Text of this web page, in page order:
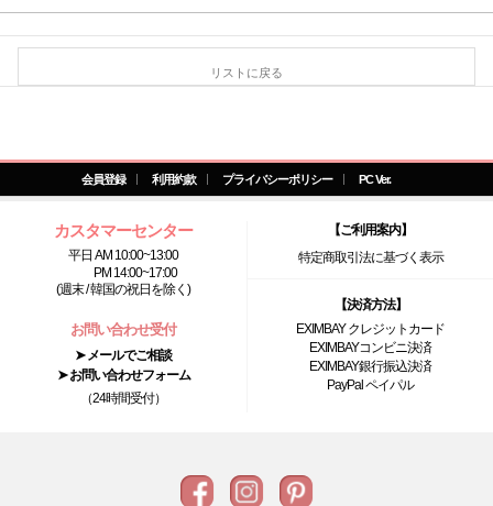
リストに戻る
会員登録 利用約款 プライバシーポリシー PC Ver.
カスタマーセンター
平日 AM 10:00~13:00
PM 14:00~17:00
(週末 / 韓国の祝日を除く)
お問い合わせ受付
➤ メールでご相談
➤ お問い合わせフォーム
（24時間受付）
【ご利用案内】
特定商取引法に基づく表示
【決済方法】
EXIMBAY クレジットカード
EXIMBAYコンビニ決済
EXIMBAY銀行振込決済
PayPal ペイパル